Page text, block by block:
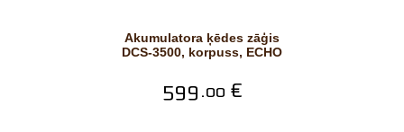
Akumulatora ķēdes zāģis
DCS-3500, korpuss, ECHO
599.00 €